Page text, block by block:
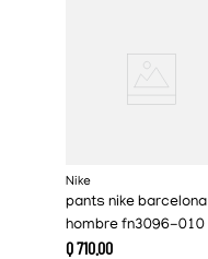
Nike
pants nike barcelona
hombre fn3096-010
Q710.00